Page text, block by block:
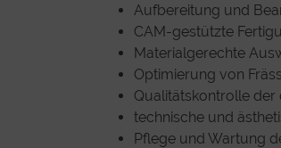
Aufbereitung und
CAM-gestützte
Materialgerechte
Optimierung von
Qualitätskontrolle der
technische und
Pflege und Wartung